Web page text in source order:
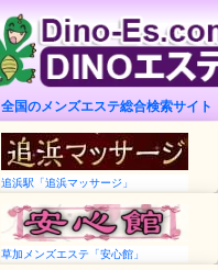
全国のメンズエステ総合検索サイト
追浜駅「追浜マッサージ」
草加メンズエステ「安心館」